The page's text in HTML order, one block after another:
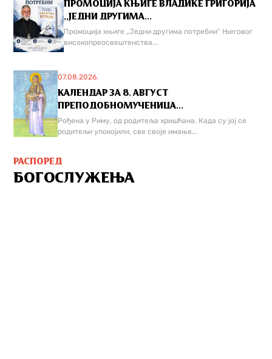
ПРОМОЦИЈА КЊИГЕ ВЛАДИКЕ ГРИГОРИЈА
,,ЈЕДНИ ДРУГИМА...
Промоција књиге „Једни другима потребни“ Његовог
високопреосвештенства...
07.08.2026.
КАЛЕНДАР ЗА 8. АВГУСТ
ПРЕПОДОБНОМУЧЕНИЦА...
Рођена у Риму, од родитеља хришћана. Када су јој се
родитељи упокојили, све своје имање...
РАСПОРЕД
БОГОСЛУЖЕЊА